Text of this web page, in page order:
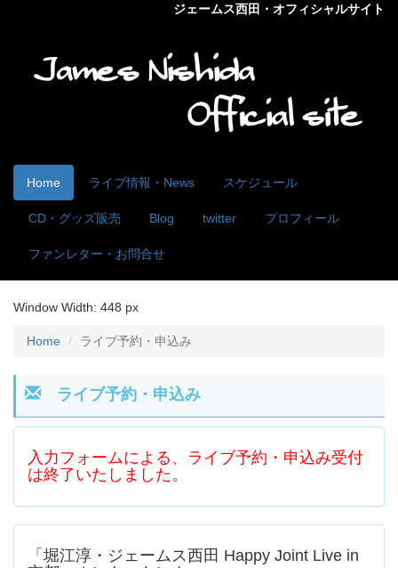
ジェームス西田・オフィシャルサイト
Home ライブ情報・News スケジュール
CD・グッズ販売 Blog twitter プロフィール
ファンレター・お問合せ
Window Width: 448 px
Home ライブ予約・申込み
ライブ予約・申込み
入力フォームによる、ライブ予約・申込み受付
は終了いたしました。
「堀江淳・ジェームス西田 Happy Joint Live in